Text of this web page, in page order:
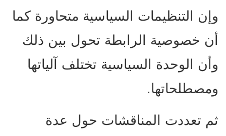
وإن التنظيمات السياسية متحاورة كما
أن خصوصية الرابطة تحول بين ذلك
وأن الوحدة السياسية تختلف آلياتها
ومصطلحاتها.
ثم تعددت المناقشات حول عدة